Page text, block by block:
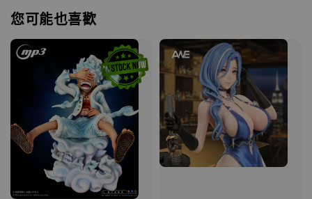
您可能也喜歡